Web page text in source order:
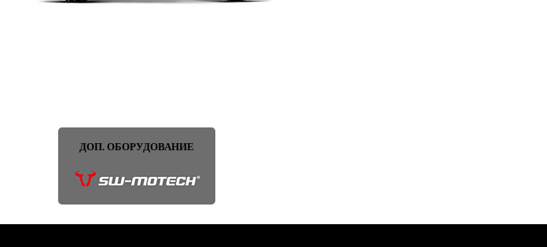
ДОП. ОБОРУДОВАНИЕ